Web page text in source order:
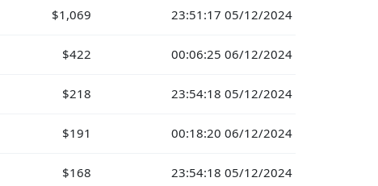
$1,069 23:51:17 05/12/2024
$422 00:06:25 06/12/2024
$218 23:54:18 05/12/2024
$191 00:18:20 06/12/2024
$168 23:54:18 05/12/2024